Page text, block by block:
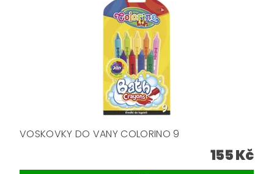
VOSKOVKY DO VANY COLORINO 9
155 Kč